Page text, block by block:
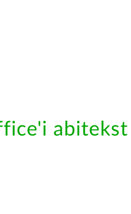
abitekst